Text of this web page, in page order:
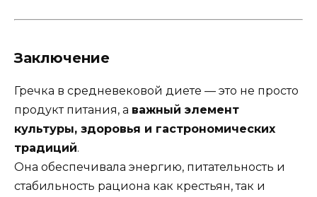
Заключение
Гречка в средневековой диете — это не просто
продукт питания, а важный элемент
культуры, здоровья и гастрономических
традиций.
Она обеспечивала энергию, питательность и
стабильность рациона как крестьян, так и